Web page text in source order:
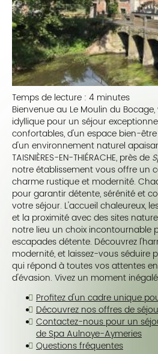
Temps de lecture : 4 minutes
Bienvenue au Le Moulin du
idyllique pour un séjour
confortables, d'un espace bien-
d'un environnement naturel
TAISNIÈRES-EN-THIÉRACHE, près de
notre établissement vous offre un
charme rustique et modernité.
pour garantir détente, sérénité et
votre séjour. L'accueil chaleureux,
et la proximité avec des sites
notre lieu un choix incontournable
escapades détente. Découvrez
modernité, et laissez-vous séduire
qui répond à toutes vos attentes
d'évasion. Vivez un moment
Profitez d'un cadre unique
Découvrez nos offres de
Contactez-nous pour un
de Spa Aulnoye-Aymeries
Questions fréquentes